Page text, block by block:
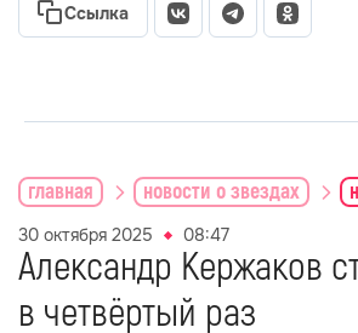
Ссылка
главная новости о звездах
30 октября 2025 08:47
Александр Кержаков
в четвёртый раз